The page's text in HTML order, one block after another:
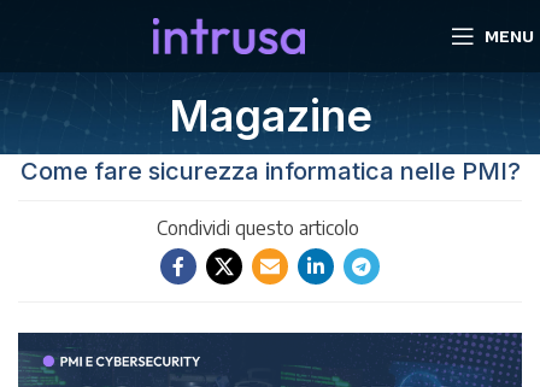
MENU
Magazine
Come fare sicurezza informatica nelle PMI?
Condividi questo articolo